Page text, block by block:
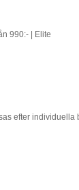
990:- | Elite
efter